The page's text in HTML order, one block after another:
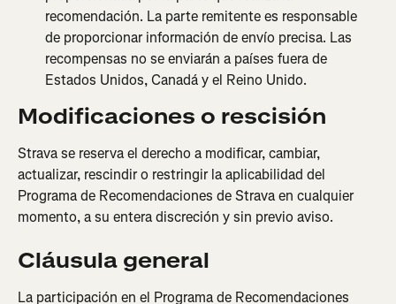
recomendación. La parte remitente es responsable
de proporcionar información de envío precisa. Las
recompensas no se enviarán a países fuera de
Estados Unidos, Canadá y el Reino Unido.
Modificaciones o rescisión
Strava se reserva el derecho a modificar, cambiar,
actualizar, rescindir o restringir la aplicabilidad del
Programa de Recomendaciones de Strava en cualquier
momento, a su entera discreción y sin previo aviso.
Cláusula general
La participación en el Programa de Recomendaciones